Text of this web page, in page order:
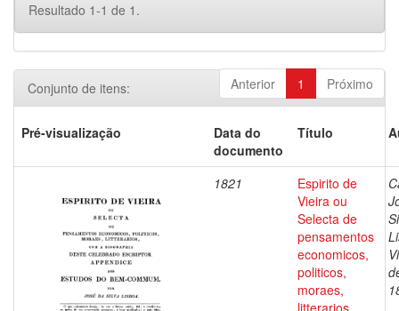
Resultado 1-1 de 1.
Anterior 1 Próximo
Conjunto de itens:
Pré-visualização
Data do
documento
Título
1821
Espirito de
Vieira ou
Selecta de
pensamentos
economicos,
politicos,
moraes,
litterarios,